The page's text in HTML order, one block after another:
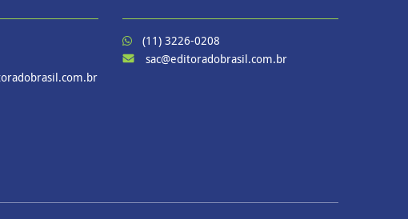
(11) 3226-0208
sac@editoradobrasil.com.br